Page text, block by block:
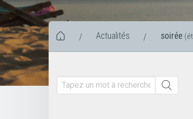
/ Actualités / soirée